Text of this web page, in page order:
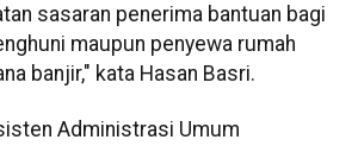
sasaran penerima bantuan bagi
maupun penyewa rumah
banjir," kata Hasan Basri.
Administrasi Umum